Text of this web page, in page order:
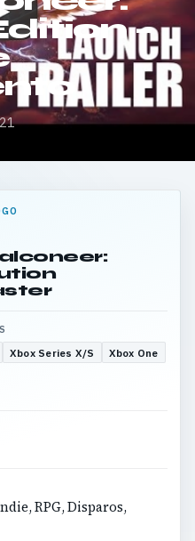
–
Xbox Series X/S
Xbox One
RPG, Disparos,